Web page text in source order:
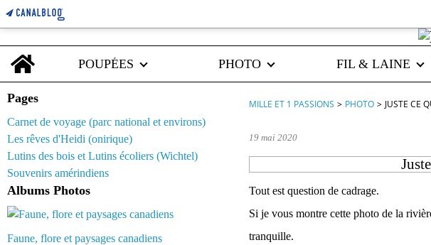
Home
POUPÉES
PHOTO FIL & LAINE
Pages
Carnet de voyage (parc national et environs)
Les rêves d'Heidi (onirique)
Lutins des bois et Lutins écoliers (Wichtel)
Souvenirs amérindiens
Albums Photos
Faune, flore et paysages canadiens
MILLE ET 1 PASSIONS > PHOTO > JUSTE CE
19 mai 2020
Tout est question de cadrage.
Si je vous montre cette photo de la
tranquille.